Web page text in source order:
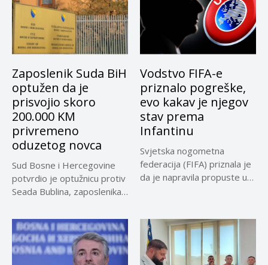
Zaposlenik Suda BiH
optužen da je
prisvojio skoro
200.000 KM
privremeno
oduzetog novca
Sud Bosne i Hercegovine
potvrdio je optužnicu protiv
Seada Bublina, zaposlenika
Vodstvo FIFA-e
priznalo pogreške,
evo kakav je njegov
stav prema
Infantinu
Svjetska nogometna
federacija (FIFA) priznala je
da je napravila propuste u